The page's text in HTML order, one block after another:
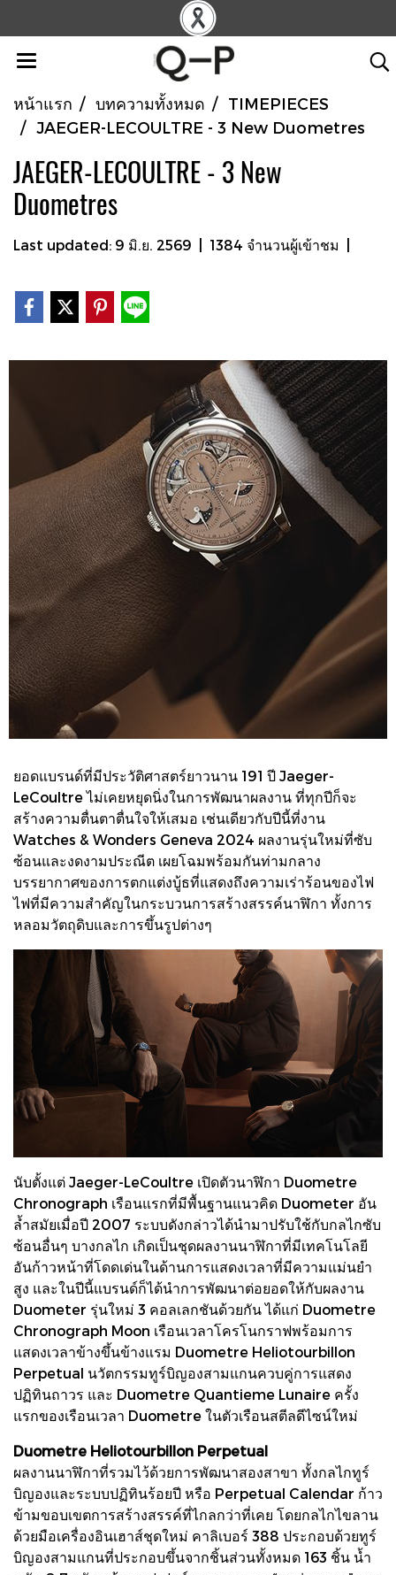
หน้าแรก บทความทั้งหมด
TIMEPIECES
JAEGER-LECOULTRE - 3 New Duometres
JAEGER-LECOULTRE - 3 New
Duometres
Last updated: 9 มิ.ย. 2569 1384 จำนวนผู้เข้าชม
ยอดแบรนด์ที่มีประวัติศาสตร์ยาวนาน 191 ปี Jaeger-
LeCoultre ไม่เคยหยุดนิ่งในการพัฒนาผลงาน ที่ทุกปีก็จะ
สร้างความตื่นตาตื่นใจให้เสมอ เช่นเดียวกับปีนี้ที่งาน
Watches & Wonders Geneva 2024 ผลงานรุ่นใหม่ที่ซับ
ซ้อนและงดงามประณีต เผยโฉมพร้อมกันท่ามกลาง
บรรยากาศของการตกแต่งบู้ธที่แสดงถึงความเร่าร้อนของไฟ
ไฟที่มีความสำคัญในกระบวนการสร้างสรรค์นาฬิกา ทั้งการ
หลอมวัตถุดิบและการขึ้นรูปต่างๆ
นับตั้งแต่ Jaeger-LeCoultre เปิดตัวนาฬิกา Duometre
Chronograph เรือนแรกที่มีพื้นฐานแนวคิด Duometer อัน
ล้ำสมัยเมื่อปี 2007 ระบบดังกล่าวได้นำมาปรับใช้กับกลไกซับ
ซ้อนอื่นๆ บางกลไก เกิดเป็นชุดผลงานนาฬิกาที่มีเทคโนโลยี
อันก้าวหน้าที่โดดเด่นในด้านการแสดงเวลาที่มีความแม่นยำ
สูง และในปีนี้แบรนด์ก็ได้นำการพัฒนาต่อยอดให้กับผลงาน
Duometer รุ่นใหม่ 3 คอลเลกชันด้วยกัน ได้แก่ Duometre
Chronograph Moon เรือนเวลาโครโนกราฟพร้อมการ
แสดงเวลาข้างขึ้นข้างแรม Duometre Heliotourbillon
Perpetual นวัตกรรมทูร์บิญองสามแกนควบคู่การแสดง
ปฏิทินถาวร และ Duometre Quantieme Lunaire ครั้ง
แรกของเรือนเวลา Duometre ในตัวเรือนสตีลดีไซน์ใหม่
Duometre Heliotourbillon Perpetual
ผลงานนาฬิกาที่รวมไว้ด้วยการพัฒนาสองสาขา ทั้งกลไกทูร์
บิญองและระบบปฏิทินร้อยปี หรือ Perpetual Calendar ก้าว
ข้ามขอบเขตการสร้างสรรค์ที่ไกลกว่าที่เคย โดยกลไกไขลาน
ด้วยมือเครื่องอินเฮาส์ชุดใหม่ คาลิเบอร์ 388 ประกอบด้วยทูร์
บิญองสามแกนที่ประกอบขึ้นจากชิ้นส่วนทั้งหมด 163 ชิ้น น้ำ